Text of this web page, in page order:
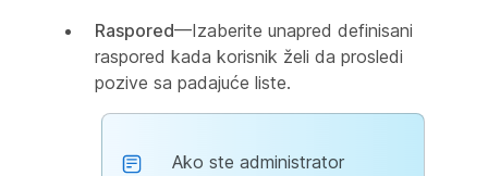
Raspored—Izaberite unapred definisani
raspored kada korisnik želi da prosledi
pozive sa padajuće liste.
Ako ste administrator